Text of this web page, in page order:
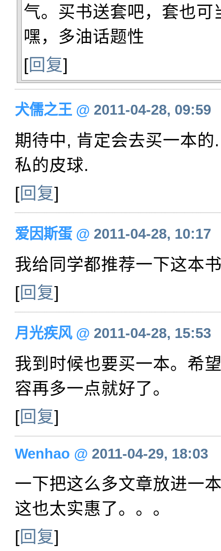
气。买书送套吧，套也可
嘿，多油话题性
[回复]
犬儒之王 @ 2011-04-28, 09:59
期待中, 肯定会去买一本的
私的皮球.
[回复]
爱因斯蛋@ 2011-04-28, 10:17
我给同学都推荐一下这本
[回复]
月光疾风@ 2011-04-28, 15:53
我到时候也要买一本。希
容再多一点就好了。
[回复]
Wenhao @ 2011-04-29, 18:03
一下把这么多文章放进一
这也太实惠了。。。
[回复]